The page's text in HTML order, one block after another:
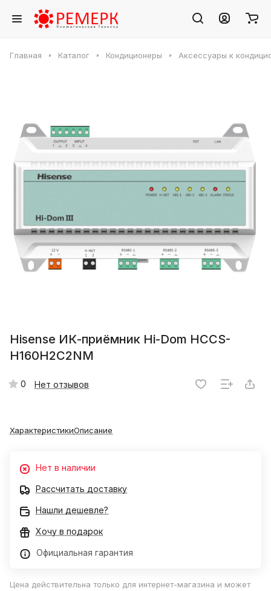
Главная Каталог Кондиционеры Аксессуары к
Hisense ИК-приёмник Hi-Dom HCCS-
H160H2C2NM
0 Нет отзывов
ХарактеристикиОписание
Нет в наличии
Рассчитать доставку
Нашли дешевле?
Хочу в подарок
Официальная гарантия
Цена действительна только для интернет-магазина и может